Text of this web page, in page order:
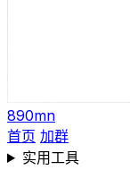
890mn
首页 加群
实用工具